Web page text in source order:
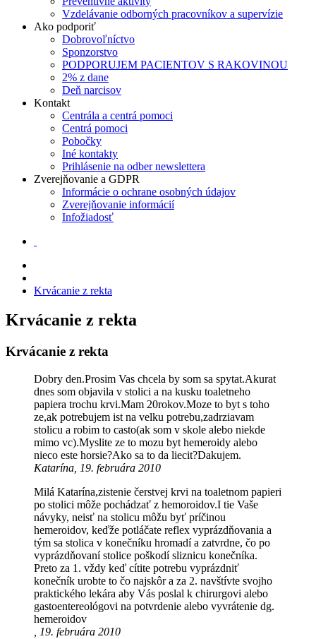
Vzdelávanie odborných pracovníkov a supervízie
Ako podporiť
Dobrovoľníctvo
Sponzorstvo
PODPORUJEM PACIENTOV S RAKOVINOU
2% z dane
Deň narcisov
Kontakt
Centrála a centrá pomoci
Centrá pomoci
Pobočky
Iné kontakty
Prihlásenie na odber newslettera
Zverejňovanie a GDPR
Informácie o ochrane osobných údajov
Zverejňovanie informácií
Infožiadosť
Krvácanie z rekta
Krvácanie z rekta
Krvácanie z rekta
Dobry den.Prosim Vas chcela by som sa spytat.Akurat
dnes som objavila v stolici a na kusku toaletneho
papiera trochu krvi.Mam 20rokov.Moze to byt s toho
ze,ak potrebujem ist na velku potrebu,zadrziavam
stolicu a robim to casto(ak som v skole alebo niekde
mimo vc).Myslite ze to mozu byt hemeroidy alebo
nieco este horsie?Ako sa to da liecit?Dakujem.
Katarína, 19. februára 2010
Milá Katarína,zistenie čerstvej krvi na toaletnom papieri
po stolici môže pochádzať z hemoroidov.I tie Vaše
návyky, neisť na stolicu môžu byť príčinou
hemeroidov, keďže potláčate reflex vyprázdňovania a
tým sa stolica v konečníku hromadí a zatvrdne, čo po
vyprázdňovaní stolice poškodí sliznicu konečníka.
Preto za 1. vždy keď cítite potrebu vyprázdniť
konečník urobte to čo najskôr a za 2. navštívte svojho
praktického lekára aby Vás poslal k chirurgovi alebo
gastoentereológovi na potvrdenie alebo vyvrátenie dg.
hemeroidov
, 19. februára 2010